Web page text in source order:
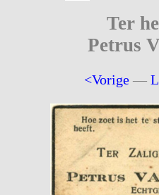
Ter
Petrus
<Vorige —